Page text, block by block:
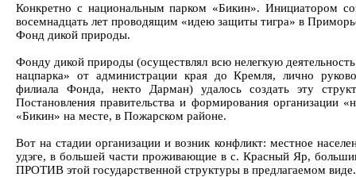
Конкретно с национальным парком «Бикин». Инициатором
восемнадцать лет проводящим «идею защиты тигра» в
Фонд дикой природы.
Фонду дикой природы (осуществлял всю нелегкую
нацпарка» от администрации края до Кремля, лично
филиала Фонда, некто Дарман) удалось создать эту
Постановления правительства и формирования организации
«Бикин» на месте, в Пожарском районе.
Вот на стадии организации и возник конфликт: местное
удэге, в большей части проживающие в с. Красный Яр,
ПРОТИВ этой государственной структуры в предлагаемом виде.